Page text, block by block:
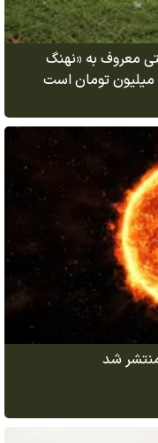
هندی؛ خروس ۹۳ سانتی معروف به «نهنگ
شد